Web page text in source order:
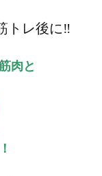
トレ後に‼︎
肉と